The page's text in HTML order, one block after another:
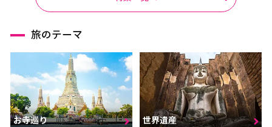
旅のテーマ
お寺巡り 世界遺産